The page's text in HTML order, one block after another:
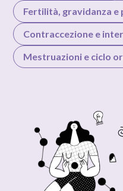
Fertilità, gravidanza e
Contraccezione e
Mestruazioni e ciclo